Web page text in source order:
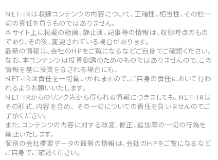
NET-IRは収録コンテンツの内容について、正確性、相当性、その他一
切の責任を負うものではありません。
本サイト上に掲載の動画、静止画、記事等の情報は、収録時点のもの
であり、その後、変更されている場合があります。
最新の情報は、会社のHPをご覧になるなどご自身でご確認ください。
なお、本コンテンツは投資勧誘のためのものではありませんので、この
情報を基に投資をなされる場合にも、
NET-IRは責任を一切負いかねますので、ご自身の責任において行わ
れるようお願いいたします。
NET-IRからのリンク先から得られる情報につきましても、NET-IRは
その形式、内容を含め、 その一切についての責任を負いませんのでご
了承ください。
また、コンテンツの内容に対する改変、修正、追加等の一切の行為を
禁止いたします。
個別の会社概要データの最新の情報は、会社のHPをご覧になるなど
ご自身でご確認ください。